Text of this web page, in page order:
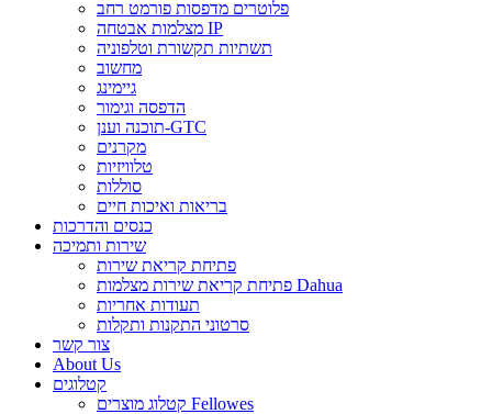
פלוטרים מדפסות פורמט רחב
מצלמות אבטחה IP
תשתיות תקשורת וטלפוניה
מחשוב
גיימינג
הדפסה וגימור
תוכנה וענן-GTC
מקרנים
טלוויזיות
סוללות
בריאות ואיכות חיים
כנסים והדרכות
שירות ותמיכה
פתיחת קריאת שירות
פתיחת קריאת שירות מצלמות Dahua
תעודות אחריות
סרטוני התקנות ותקלות
צור קשר
About Us
קטלוגים
קטלוג מוצרים Fellowes